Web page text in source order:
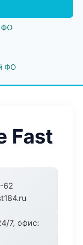
ФО
ФО
Fast
62
7, офис: